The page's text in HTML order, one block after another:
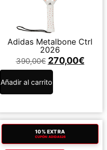
Adidas Metalbone Ctrl
2026
390,00€ 270,00€
Añadir al carrito
10% EXTRA
CUPÓN: ADIDAS26